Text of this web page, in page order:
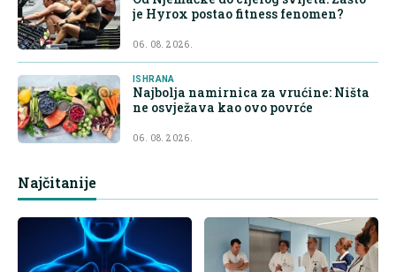
je Hyrox postao fitness fenomen?
06. 08. 2026.
ISHRANA
Najbolja namirnica za vrućine: Ništa
ne osvježava kao ovo povrće
06. 08. 2026.
Najčitanije